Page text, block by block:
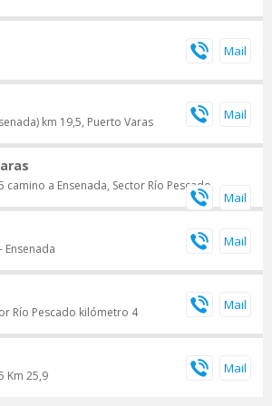
km 19,5, Puerto Varas
a Ensenada, Sector Río Pescado
Ensenada
Río Pescado kilómetro 4
Km 25,9